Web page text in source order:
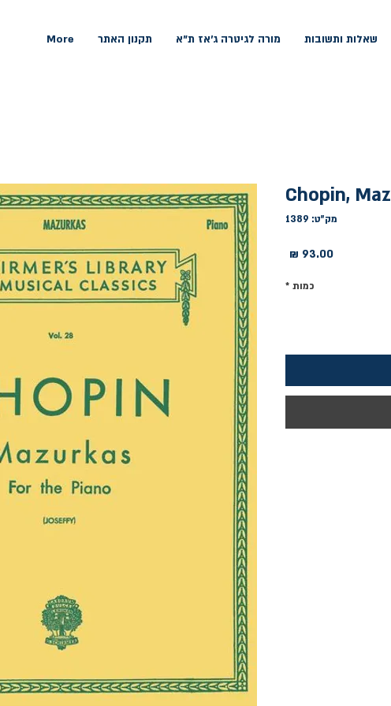
שאלות ותשובות מורה לגיטרה ג'אז ת"א תקנון האתר More
Chopin,
מק"ט: 1389
כמות *